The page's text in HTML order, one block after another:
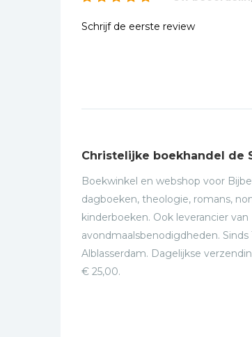
Schrijf de eerste review
Christelijke boekhandel de
Boekwinkel en webshop voor
dagboeken, theologie, romans,
kinderboeken. Ook leverancier van
avondmaalsbenodigdheden. Sinds
Alblasserdam. Dagelijkse
€ 25,00.